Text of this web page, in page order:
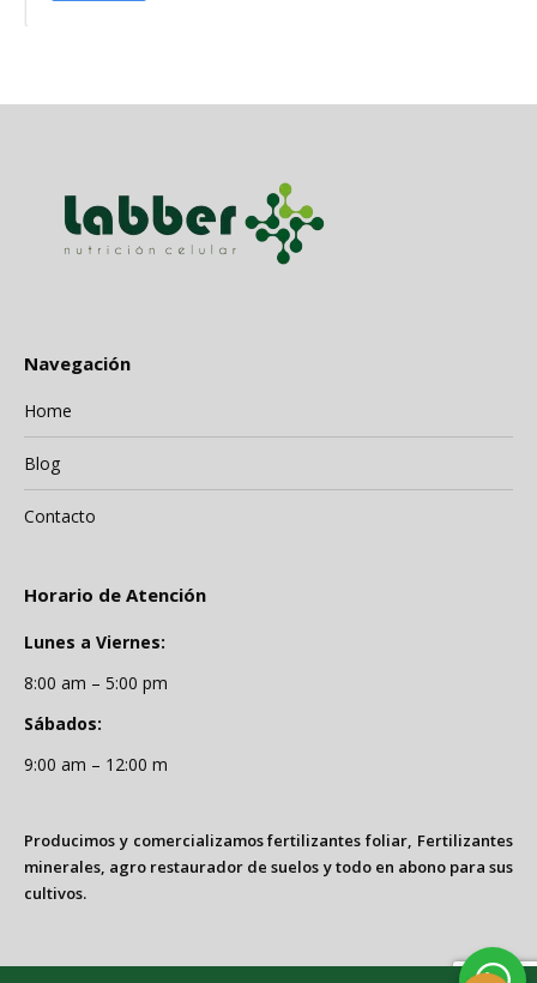
Navegación
Home
Blog
Contacto
Horario de Atención
Lunes a Viernes:
8:00 am – 5:00 pm
Sábados:
9:00 am – 12:00 m
Producimos y comercializamos fertilizantes foliar, Fertilizantes
minerales, agro restaurador de suelos y todo en abono para sus
cultivos.